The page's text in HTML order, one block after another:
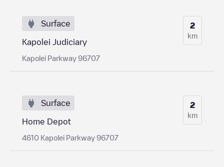
Surface
Kapolei Judiciary
Kapolei Parkway 96707
2
km
Surface
Home Depot
4610 Kapolei Parkway 96707
2
km